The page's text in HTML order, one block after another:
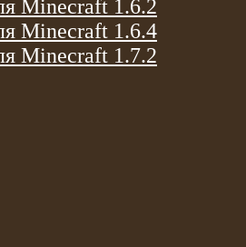
Minecraft 1.6.2
Minecraft 1.6.4
Minecraft 1.7.2